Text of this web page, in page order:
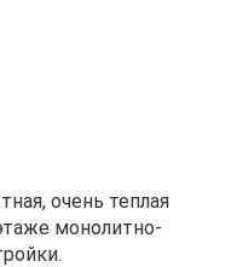
очень теплая
монолитно-